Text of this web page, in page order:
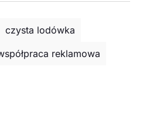
czysta lodówka
reklamowa